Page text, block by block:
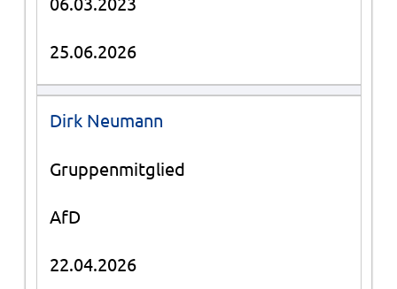
25.06.2026
Dirk Neumann
Gruppenmitglied
AfD
22.04.2026